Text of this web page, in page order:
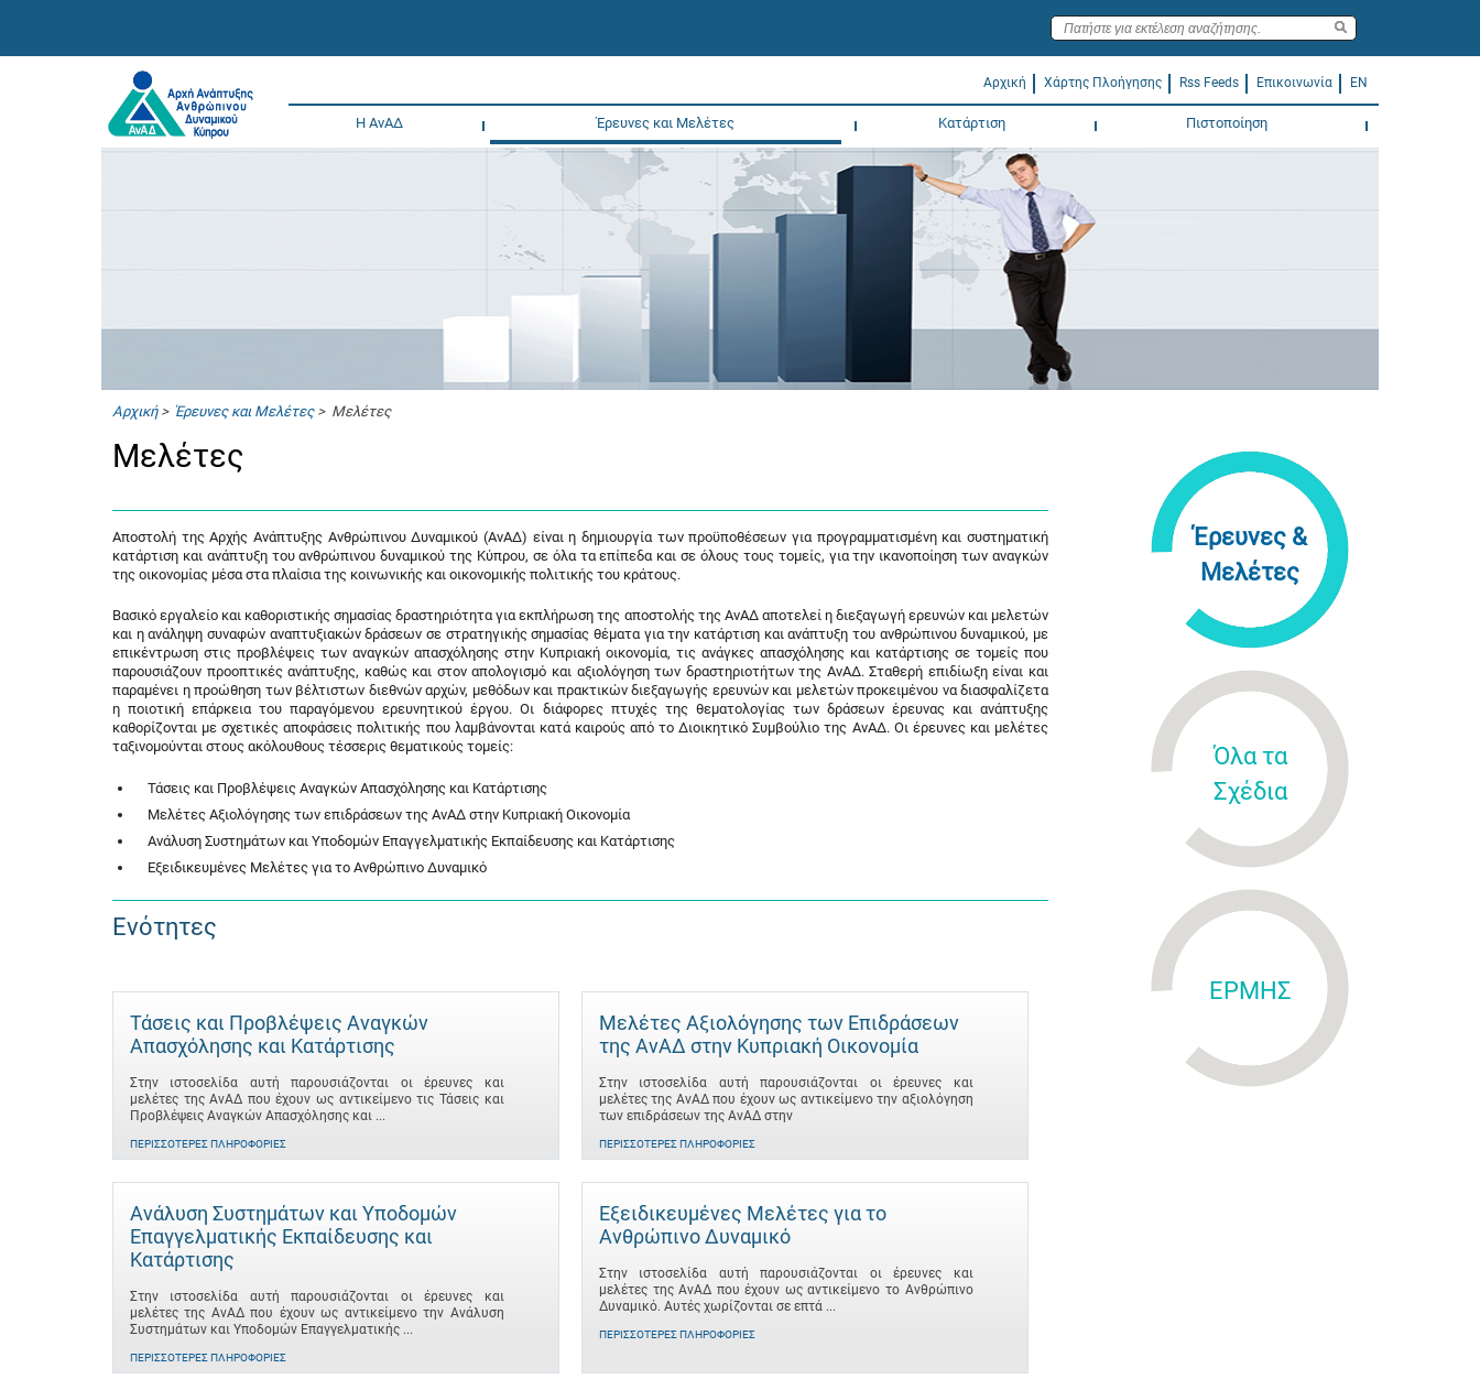
Αρχική Χάρτης Πλοήγησης Rss Feeds Επικοινωνία EN
Η ΑνΑΔ Έρευνες και Μελέτες Κατάρτιση Πιστοποίηση
Αρχική> Έρευνες και Μελέτες> Μελέτες
Μελέτες
Αποστολή της Αρχής Ανάπτυξης Ανθρώπινου Δυναμικού (ΑνΑΔ) είναι η δημιουργία των προϋποθέσεων για προγραμματισμένη και συστηματική
κατάρτιση και ανάπτυξη του ανθρώπινου δυναμικού της Κύπρου, σε όλα τα επίπεδα και σε όλους τους τομείς, για την ικανοποίηση των αναγκών
της οικονομίας μέσα στα πλαίσια της κοινωνικής και οικονομικής πολιτικής του κράτους.
Βασικό εργαλείο και καθοριστικής σημασίας δραστηριότητα για εκπλήρωση της αποστολής της ΑνΑΔ αποτελεί η διεξαγωγή ερευνών και μελετών
και η ανάληψη συναφών αναπτυξιακών δράσεων σε στρατηγικής σημασίας θέματα για την κατάρτιση και ανάπτυξη του ανθρώπινου δυναμικού, με
επικέντρωση στις προβλέψεις των αναγκών απασχόλησης στην Κυπριακή οικονομία, τις ανάγκες απασχόλησης και κατάρτισης σε τομείς που
παρουσιάζουν προοπτικές ανάπτυξης, καθώς και στον απολογισμό και αξιολόγηση των δραστηριοτήτων της ΑνΑΔ. Σταθερή επιδίωξη είναι και
παραμένει η προώθηση των βέλτιστων διεθνών αρχών, μεθόδων και πρακτικών διεξαγωγής ερευνών και μελετών προκειμένου να διασφαλίζετα
η ποιοτική επάρκεια του παραγόμενου ερευνητικού έργου. Οι διάφορες πτυχές της θεματολογίας των δράσεων έρευνας και ανάπτυξης
καθορίζονται με σχετικές αποφάσεις πολιτικής που λαμβάνονται κατά καιρούς από το Διοικητικό Συμβούλιο της ΑνΑΔ. Οι έρευνες και μελέτες
ταξινομούνται στους ακόλουθους τέσσερις θεματικούς τομείς:
Τάσεις και Προβλέψεις Αναγκών Απασχόλησης και Κατάρτισης
Μελέτες Αξιολόγησης των επιδράσεων της ΑνΑΔ στην Κυπριακή Οικονομία
Ανάλυση Συστημάτων και Υποδομών Επαγγελματικής Εκπαίδευσης και Κατάρτισης
Εξειδικευμένες Μελέτες για το Ανθρώπινο Δυναμικό
Ενότητες
Τάσεις και Προβλέψεις Αναγκών
Απασχόλησης και Κατάρτισης
Στην ιστοσελίδα αυτή παρουσιάζονται οι έρευνες και
μελέτες της ΑνΑΔ που έχουν ως αντικείμενο τις Τάσεις και
Προβλέψεις Αναγκών Απασχόλησης και ...
ΠΕΡΙΣΣΌΤΕΡΕΣ ΠΛΗΡΟΦΟΡΊΕΣ
Μελέτες Αξιολόγησης των Επιδράσεων
της ΑνΑΔ στην Κυπριακή Οικονομία
Στην ιστοσελίδα αυτή παρουσιάζονται οι έρευνες και
μελέτες της ΑνΑΔ που έχουν ως αντικείμενο την αξιολόγηση
των επιδράσεων της ΑνΑΔ στην
ΠΕΡΙΣΣΌΤΕΡΕΣ ΠΛΗΡΟΦΟΡΊΕΣ
Ανάλυση Συστημάτων και Υποδομών
Επαγγελματικής Εκπαίδευσης και
Κατάρτισης
Στην ιστοσελίδα αυτή παρουσιάζονται οι έρευνες και
μελέτες της ΑνΑΔ που έχουν ως αντικείμενο την Ανάλυση
Συστημάτων και Υποδομών Επαγγελματικής ...
ΠΕΡΙΣΣΌΤΕΡΕΣ ΠΛΗΡΟΦΟΡΊΕΣ
Εξειδικευμένες Μελέτες για το
Ανθρώπινο Δυναμικό
Στην ιστοσελίδα αυτή παρουσιάζονται οι έρευνες και
μελέτες της ΑνΑΔ που έχουν ως αντικείμενο το Ανθρώπινο
Δυναμικό. Αυτές χωρίζονται σε επτά ...
ΠΕΡΙΣΣΌΤΕΡΕΣ ΠΛΗΡΟΦΟΡΊΕΣ
Έρευνες &
Μελέτες
Όλα τα
Σχέδια
ΕΡΜΗΣ